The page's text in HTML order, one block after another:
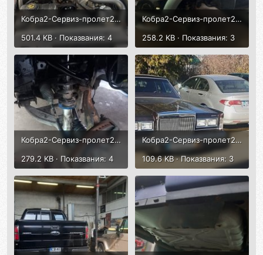
Кобра2-Сервиз-пролет2025-3.jpg
501.4 KB · Показвания: 4
Кобра2-Сервиз-пролет2025-4.jpg
258.2 KB · Показвания: 3
Кобра2-Сервиз-пролет2025-5.jpg
279.2 KB · Показвания: 4
Кобра2-Сервиз-пролет2025-7.jpg
109.6 KB · Показвания: 3